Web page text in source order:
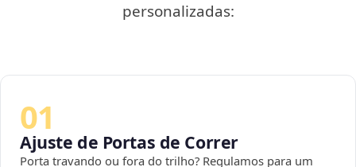
personalizadas:
01
Ajuste de Portas de Correr
Porta travando ou fora do trilho? Regulamos para um